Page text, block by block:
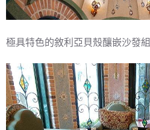
極具特色的敘利亞貝殼釀嵌沙發組